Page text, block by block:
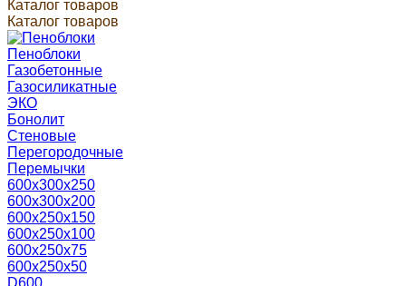
Каталог товаров
Каталог товаров
Пеноблоки
Газобетонные
Газосиликатные
ЭКО
Бонолит
Стеновые
Перегородочные
Перемычки
600х300х250
600х300х200
600х250х150
600х250х100
600х250х75
600х250х50
D600